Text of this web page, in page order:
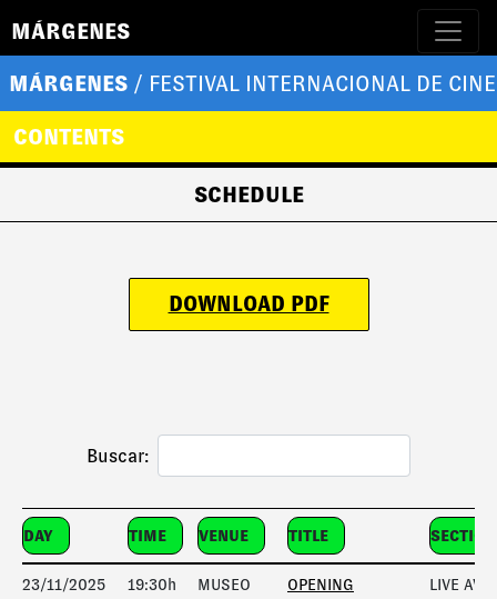
MÁRGENES
MÁRGENES / FESTIVAL INTERNACIONAL DE
CONTENTS
SCHEDULE
DOWNLOAD PDF
Buscar:
DAY TIME VENUE TITLE SECTION
23/11/2025 19:30h
MUSEO
OPENING
LIVE AV